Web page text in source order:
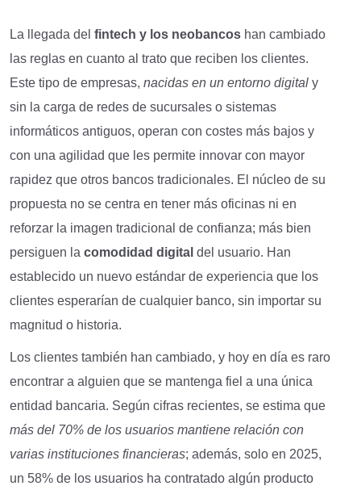
La llegada del fintech y los neobancos han cambiado
las reglas en cuanto al trato que reciben los clientes.
Este tipo de empresas, nacidas en un entorno digital y
sin la carga de redes de sucursales o sistemas
informáticos antiguos, operan con costes más bajos y
con una agilidad que les permite innovar con mayor
rapidez que otros bancos tradicionales. El núcleo de su
propuesta no se centra en tener más oficinas ni en
reforzar la imagen tradicional de confianza; más bien
persiguen la comodidad digital del usuario. Han
establecido un nuevo estándar de experiencia que los
clientes esperarían de cualquier banco, sin importar su
magnitud o historia.
Los clientes también han cambiado, y hoy en día es raro
encontrar a alguien que se mantenga fiel a una única
entidad bancaria. Según cifras recientes, se estima que
más del 70% de los usuarios mantiene relación con
varias instituciones financieras; además, solo en 2025,
un 58% de los usuarios ha contratado algún producto